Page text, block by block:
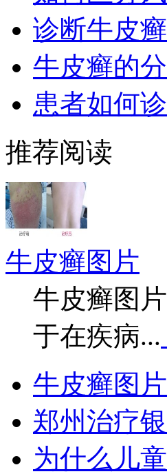
诊断牛皮
牛皮癣的
患者如何
推荐阅读
牛皮癣图片
牛皮癣图
于在疾病...
牛皮癣图片
郑州治疗
为什么儿